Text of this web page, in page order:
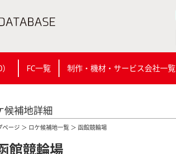
） FC一覧 制作・機材・サービス会社一覧
候補地詳細
ページ ＞ ロケ候補地一覧 ＞ 函館競輪場
館競輪場